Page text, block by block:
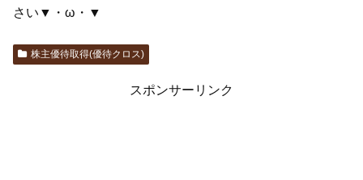
さい▼・ω・▼
株主優待取得(優待クロス)
スポンサーリンク